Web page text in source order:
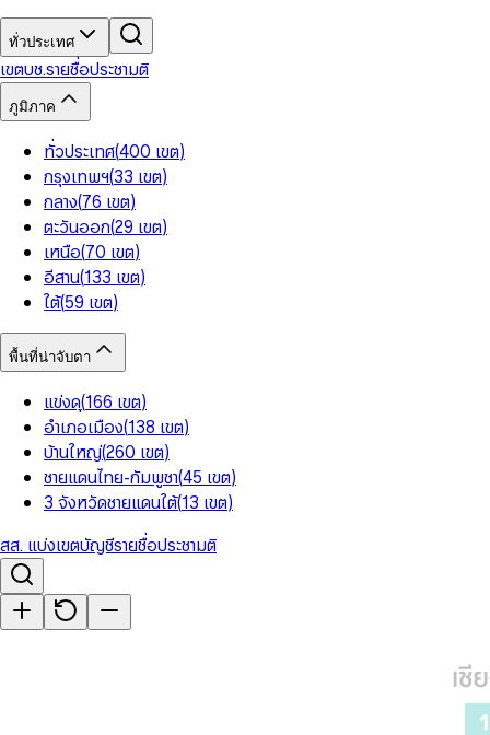
ทั่วประเทศ
เขตบช.รายชื่อประชามติ
ภูมิภาค
ทั่วประเทศ(400 เขต)
กรุงเทพฯ(33 เขต)
กลาง(76 เขต)
ตะวันออก(29 เขต)
เหนือ(70 เขต)
อีสาน(133 เขต)
ใต้(59 เขต)
พื้นที่น่าจับตา
แข่งดุ(166 เขต)
อำเภอเมือง(138 เขต)
บ้านใหญ่(260 เขต)
ชายแดนไทย-กัมพูชา(45 เขต)
3 จังหวัดชายแดนใต้(13 เขต)
สส. แบ่งเขตบัญชีรายชื่อประชามติ